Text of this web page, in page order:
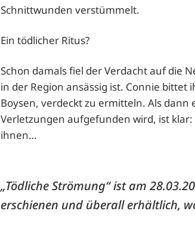
Schnittwunden verstümmelt.
Ein tödlicher Ritus?
Schon damals fiel der Verdacht auf die
in der Region ansässig ist. Connie bittet
Boysen, verdeckt zu ermitteln. Als
Verletzungen aufgefunden wird, ist
ihnen…
„Tödliche Strömung“ ist am
erschienen und überall erhältlich,